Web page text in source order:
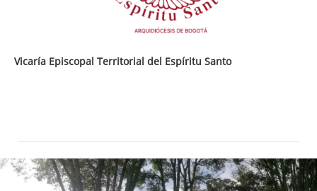
Vicaría Episcopal Territorial del Espíritu Santo